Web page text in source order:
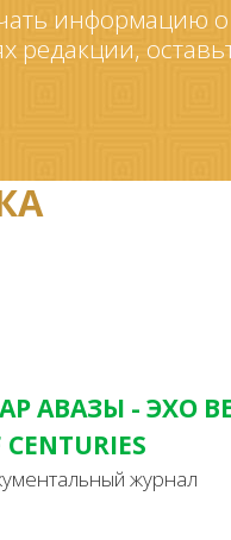
информацию
редакции,
АВАЗЫ - ЭХО
CENTURIES
журнал